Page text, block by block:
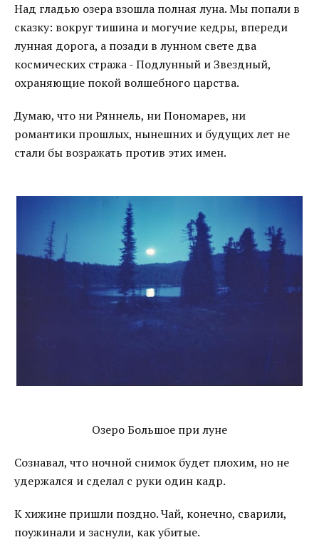
Над гладью озера взошла полная луна. Мы попали в
сказку: вокруг тишина и могучие кедры, впереди
лунная дорога, а позади в лунном свете два
космических стража - Подлунный и Звездный,
охраняющие покой волшебного царства.
Думаю, что ни Ряннель, ни Пономарев, ни
романтики прошлых, нынешних и будущих лет не
стали бы возражать против этих имен.
Озеро Большое при луне
Сознавал, что ночной снимок будет плохим, но не
удержался и сделал с руки один кадр.
К хижине пришли поздно. Чай, конечно, сварили,
поужинали и заснули, как убитые.